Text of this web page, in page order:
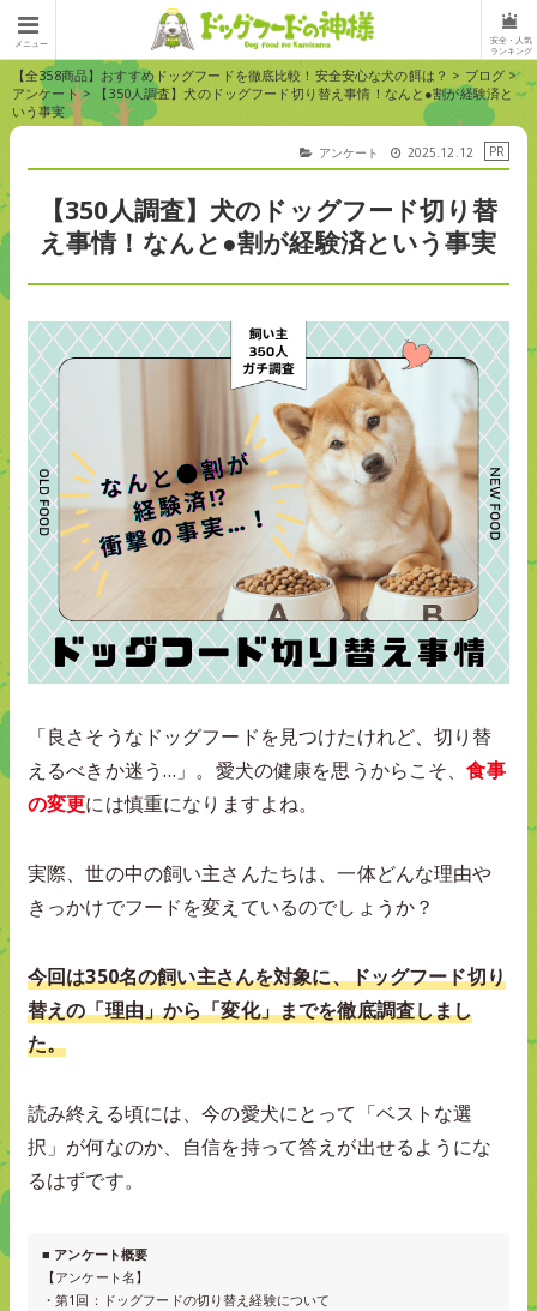
メニュー
安全・人気
ランキング
【全358商品】おすすめドッグフードを徹底比較！安全安心な犬の餌は？ > ブログ >
アンケート>
【350人調査】犬のドッグフード切り替え事情！なんと●割が経験済と
いう事実
アンケート 2025.12.12
【350人調査】犬のドッグフード切り替
え事情！なんと●割が経験済という事実
「良さそうなドッグフードを見つけたけれど、切り替
えるべきか迷う…」。愛犬の健康を思うからこそ、食事
の変更には慎重になりますよね。
実際、世の中の飼い主さんたちは、一体どんな理由や
きっかけでフードを変えているのでしょうか？
今回は350名の飼い主さんを対象に、ドッグフード切り
替えの「理由」から「変化」までを徹底調査しまし
た。
読み終える頃には、今の愛犬にとって「ベストな選
択」が何なのか、自信を持って答えが出せるようにな
るはずです。
■ アンケート概要
【アンケート名】
・第1回：ドッグフードの切り替え経験について